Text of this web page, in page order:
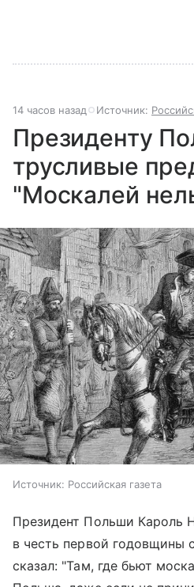
14 часов назад Источник:
Президенту
трусливые
"Москалей
Источник: Российская газета
Президент Польши Кароль
в честь первой годовщины
сказал: "Там, где бьют